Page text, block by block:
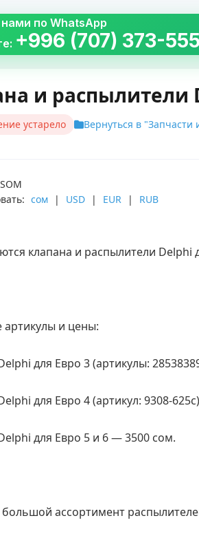
по WhatsApp
+996 (707) 373-555
и распылители
устарело Вернуться в
сом | USD | EUR | RUB
Продаются клапана и распылители
артикулы и цены:
для Евро 3 (артикулы:
для Евро 4 (артикул: 9308-
для Евро 5 и 6 — 3500 сом.
ассортимент